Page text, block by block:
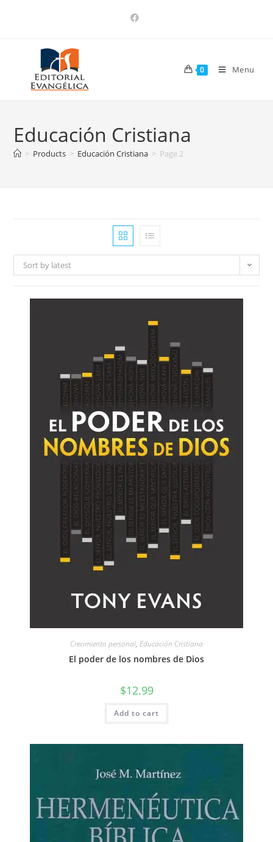
0 Menu
Educación Cristiana
> Products > Educación Cristiana > Page 2
Sort by latest
Crecimiento personal, Educación Cristiana
El poder de los nombres de Dios
$12.99
Add to cart